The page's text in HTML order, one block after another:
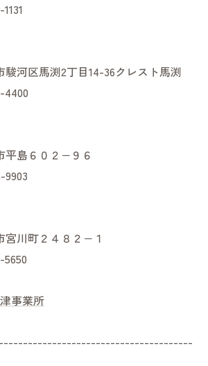
駿河区馬渕2丁目14-36クレスト馬渕
4400
平島６０２−９６
9903
宮川町２４８２−１
事業所